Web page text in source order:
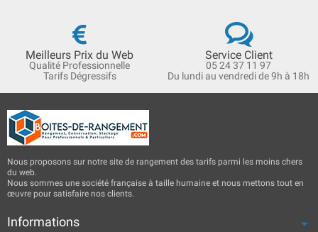
Meilleurs Prix du Web
Qualité Professionnelle
Tarifs Dégressifs
Service Client
05 24 37 11 97
Du lundi au vendredi de 9h à 18h
Nous proposons sur notre site de rangement des tarifs parmi les moins chers
du web.
Nous sommes une société française à taille humaine et nous mettons tout en
œuvre pour satisfaire nos clients.
Informations